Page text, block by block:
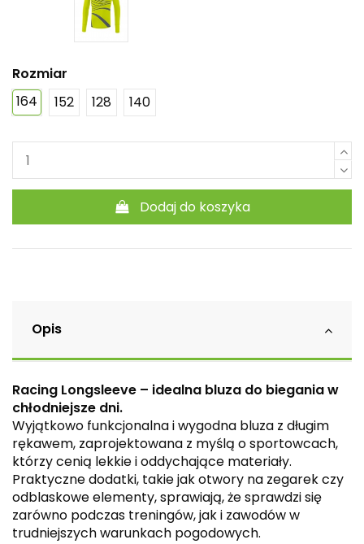
Rozmiar
164
152 128 140
Dodaj do koszyka
Opis
Racing Longsleeve – idealna bluza do biegania w
chłodniejsze dni.
Wyjątkowo funkcjonalna i wygodna bluza z długim
rękawem, zaprojektowana z myślą o sportowcach,
którzy cenią lekkie i oddychające materiały.
Praktyczne dodatki, takie jak otwory na zegarek czy
odblaskowe elementy, sprawiają, że sprawdzi się
zarówno podczas treningów, jak i zawodów w
trudniejszych warunkach pogodowych.